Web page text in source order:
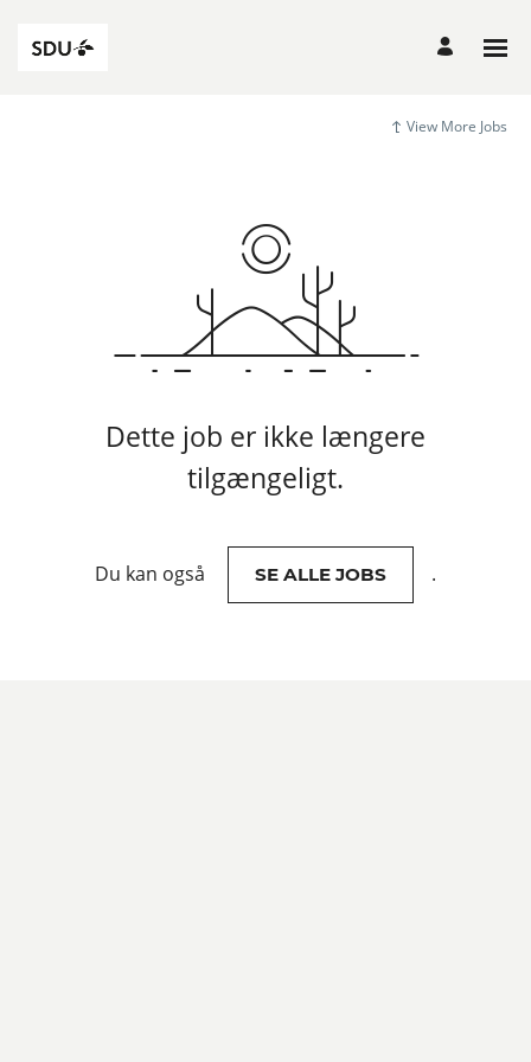
View More Jobs
Dette job er ikke længere
tilgængeligt.
Du kan også SE ALLE JOBS .